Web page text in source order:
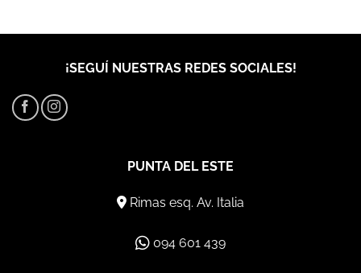
¡SEGUÍ NUESTRAS REDES SOCIALES!
PUNTA DEL ESTE
Rimas esq. Av. Italia
094 601 439